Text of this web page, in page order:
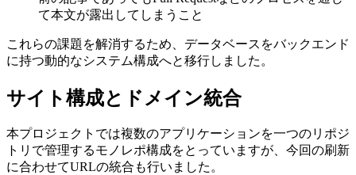
て本文が露出してしまうこと
これらの課題を解消するため、データベースをバックエンド
に持つ動的なシステム構成へと移行しました。
サイト構成とドメイン統合
本プロジェクトでは複数のアプリケーションを一つのリポジ
トリで管理するモノレポ構成をとっていますが、今回の刷新
に合わせてURLの統合も行いました。